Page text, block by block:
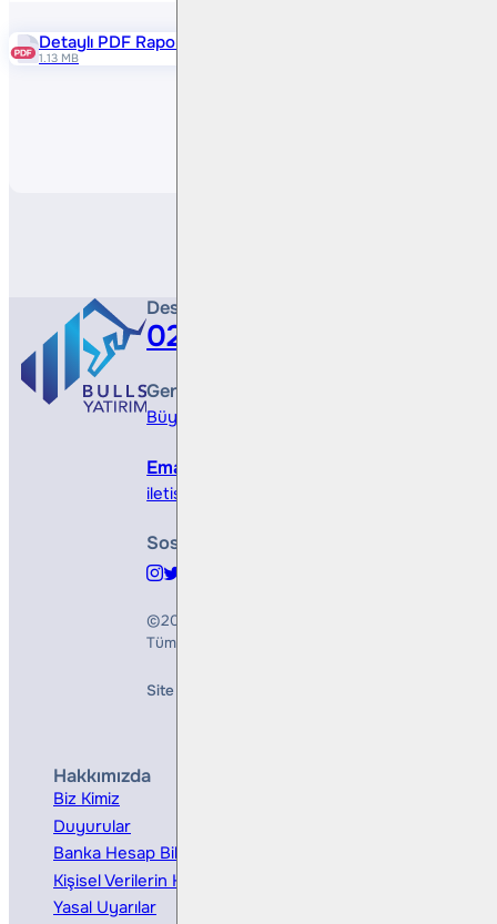
Detaylı PDF Raporu
1.13 MB
Destek Hattı
0212 410 0500
Genel Müdürlük
Büyükdere Cad. No 173, 1. Levent Plaza, B
Email
iletisim@bullsyatirim.com
Sosyal Medya
©2026
Tüm Hakları Saklıdır
Site Creation & Technology by
Hakkımızda
Biz Kimiz
Duyurular
Banka Hesap Bilgileri
Kişisel Verilerin Korunması
Yasal Uyarılar